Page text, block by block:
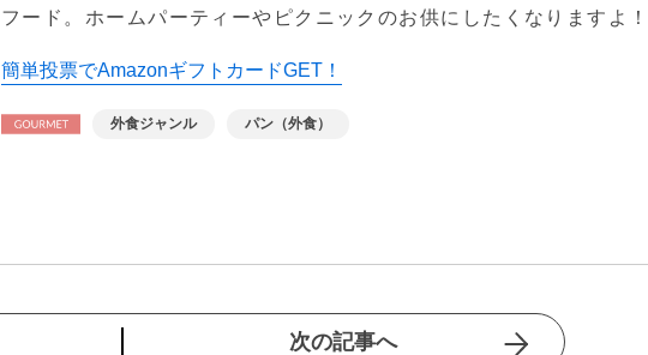
フード。ホームパーティーやピクニックのお供にしたくなりますよ！
簡単投票でAmazonギフトカードGET！
外食ジャンル パン（外食）
次の記事へ